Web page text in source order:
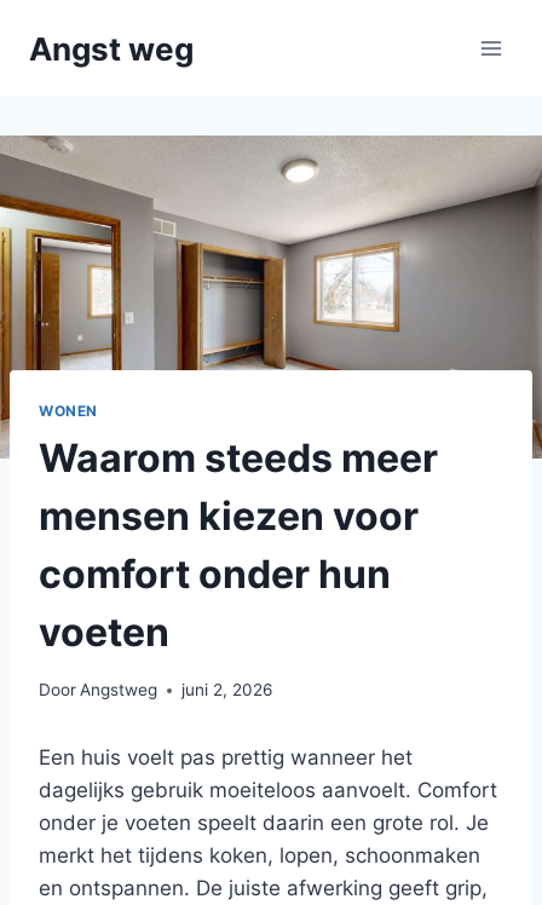
naarAngst weg
WONEN
Waarom steeds meer
mensen kiezen voor
comfort onder hun
voeten
DoorAngstweg juni 2, 2026
Een huis voelt pas prettig wanneer het
dagelijks gebruik moeiteloos aanvoelt. Comfort
onder je voeten speelt daarin een grote rol. Je
merkt het tijdens koken, lopen, schoonmaken
en ontspannen. De juiste afwerking geeft grip,